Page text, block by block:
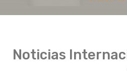
Noticias